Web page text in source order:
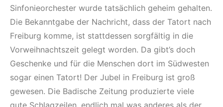
Sinfonieorchester wurde tatsächlich geheim gehalten.
Die Bekanntgabe der Nachricht, dass der Tatort nach
Freiburg komme, ist stattdessen sorgfältig in die
Vorweihnachtszeit gelegt worden. Da gibt’s doch
Geschenke und für die Menschen dort im Südwesten
sogar einen Tatort! Der Jubel in Freiburg ist groß
gewesen. Die Badische Zeitung produzierte viele